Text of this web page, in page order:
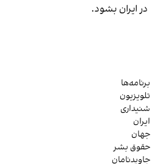
در ایران بشود.
برنامه‌ها
تلویزیون
شنیداری
ایران
جهان
حقوق بشر
جاویدنامان